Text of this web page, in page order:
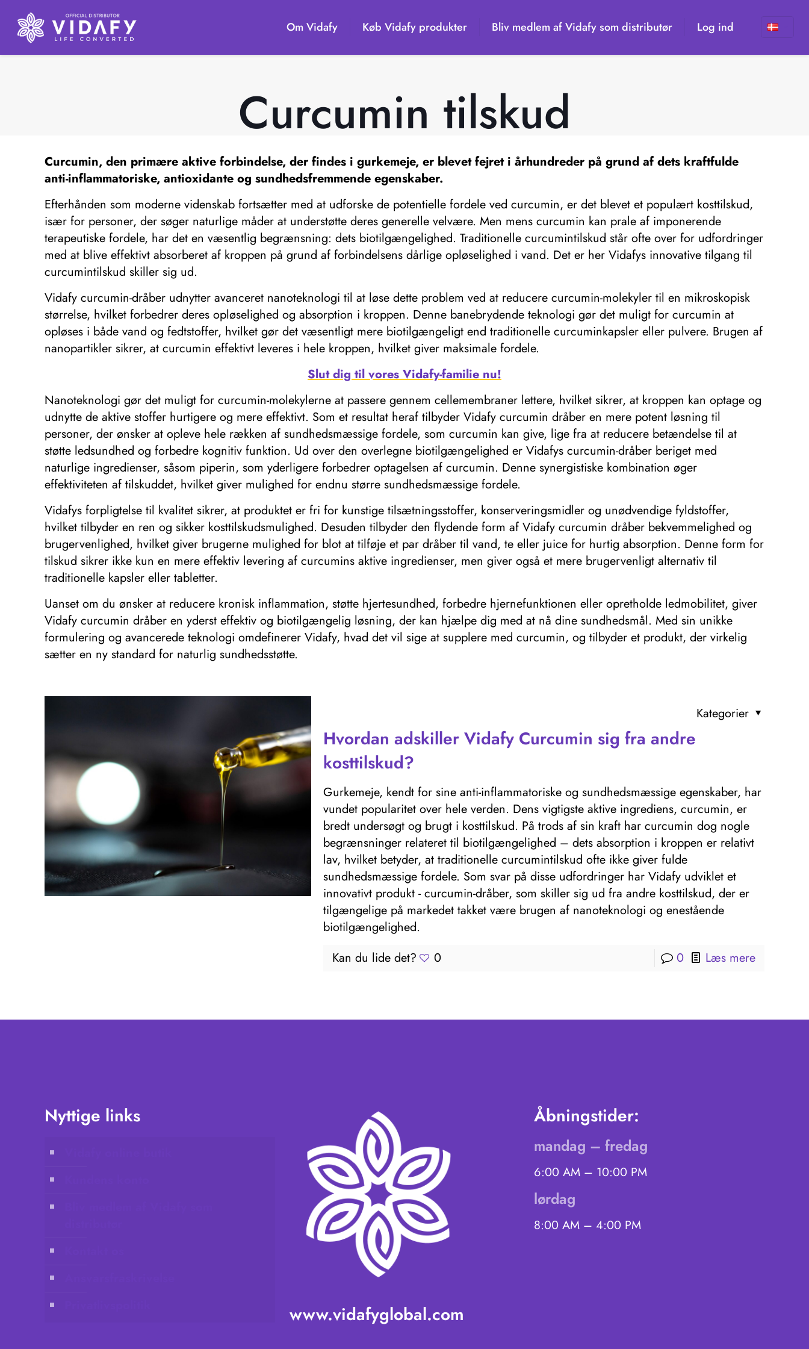
Om Vidafy Køb Vidafy produkter Bliv medlem af Vidafy som distributør Log ind
Curcumin tilskud
Curcumin, den primære aktive forbindelse, der findes i gurkemeje, er blevet fejret i århundreder på grund af dets kraftfulde
anti-inflammatoriske, antioxidante og sundhedsfremmende egenskaber.
Efterhånden som moderne videnskab fortsætter med at udforske de potentielle fordele ved curcumin, er det blevet et populært kosttilskud,
især for personer, der søger naturlige måder at understøtte deres generelle velvære. Men mens curcumin kan prale af imponerende
terapeutiske fordele, har det en væsentlig begrænsning: dets biotilgængelighed. Traditionelle curcumintilskud står ofte over for udfordringer
med at blive effektivt absorberet af kroppen på grund af forbindelsens dårlige opløselighed i vand. Det er her Vidafys innovative tilgang til
curcumintilskud skiller sig ud.
Vidafy curcumin-dråber udnytter avanceret nanoteknologi til at løse dette problem ved at reducere curcumin-molekyler til en mikroskopisk
størrelse, hvilket forbedrer deres opløselighed og absorption i kroppen. Denne banebrydende teknologi gør det muligt for curcumin at
opløses i både vand og fedtstoffer, hvilket gør det væsentligt mere biotilgængeligt end traditionelle curcuminkapsler eller pulvere. Brugen af
​​nanopartikler sikrer, at curcumin effektivt leveres i hele kroppen, hvilket giver maksimale fordele.
Slut dig til vores Vidafy-familie nu!
Nanoteknologi gør det muligt for curcumin-molekylerne at passere gennem cellemembraner lettere, hvilket sikrer, at kroppen kan optage og
udnytte de aktive stoffer hurtigere og mere effektivt. Som et resultat heraf tilbyder Vidafy curcumin dråber en mere potent løsning til
personer, der ønsker at opleve hele rækken af ​​sundhedsmæssige fordele, som curcumin kan give, lige fra at reducere betændelse til at
støtte ledsundhed og forbedre kognitiv funktion. Ud over den overlegne biotilgængelighed er Vidafys curcumin-dråber beriget med
naturlige ingredienser, såsom piperin, som yderligere forbedrer optagelsen af ​​curcumin. Denne synergistiske kombination øger
effektiviteten af ​​tilskuddet, hvilket giver mulighed for endnu større sundhedsmæssige fordele.
Vidafys forpligtelse til kvalitet sikrer, at produktet er fri for kunstige tilsætningsstoffer, konserveringsmidler og unødvendige fyldstoffer,
hvilket tilbyder en ren og sikker kosttilskudsmulighed. Desuden tilbyder den flydende form af Vidafy curcumin dråber bekvemmelighed og
brugervenlighed, hvilket giver brugerne mulighed for blot at tilføje et par dråber til vand, te eller juice for hurtig absorption. Denne form for
tilskud sikrer ikke kun en mere effektiv levering af curcumins aktive ingredienser, men giver også et mere brugervenligt alternativ til
traditionelle kapsler eller tabletter.
Uanset om du ønsker at reducere kronisk inflammation, støtte hjertesundhed, forbedre hjernefunktionen eller opretholde ledmobilitet, giver
Vidafy curcumin dråber en yderst effektiv og biotilgængelig løsning, der kan hjælpe dig med at nå dine sundhedsmål. Med sin unikke
formulering og avancerede teknologi omdefinerer Vidafy, hvad det vil sige at supplere med curcumin, og tilbyder et produkt, der virkelig
sætter en ny standard for naturlig sundhedsstøtte.
Kategorier
Hvordan adskiller Vidafy Curcumin sig fra andre
kosttilskud?
Gurkemeje, kendt for sine anti-inflammatoriske og sundhedsmæssige egenskaber, har
vundet popularitet over hele verden. Dens vigtigste aktive ingrediens, curcumin, er
bredt undersøgt og brugt i kosttilskud. På trods af sin kraft har curcumin dog nogle
begrænsninger relateret til biotilgængelighed – dets absorption i kroppen er relativt
lav, hvilket betyder, at traditionelle curcumintilskud ofte ikke giver fulde
sundhedsmæssige fordele. Som svar på disse udfordringer har Vidafy udviklet et
innovativt produkt - curcumin-dråber, som skiller sig ud fra andre kosttilskud, der er
tilgængelige på markedet takket være brugen af ​​nanoteknologi og enestående
biotilgængelighed.
Kan du lide det?
0 0 Læs mere
Nyttige links
www.vidafyglobal.com
Åbningstider:
mandag – fredag
6:00 AM – 10:00 PM
lørdag
8:00 AM – 4:00 PM